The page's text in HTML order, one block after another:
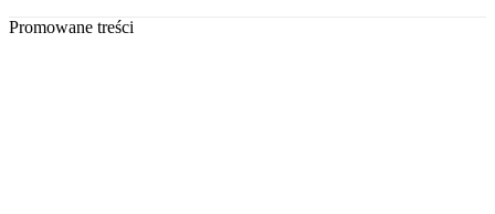
Promowane treści